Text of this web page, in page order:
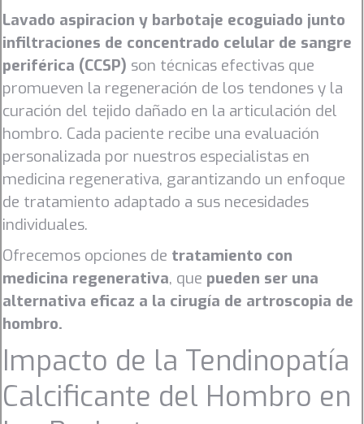
Lavado aspiracion y barbotaje ecoguiado junto
infiltraciones de concentrado celular de sangre
periférica (CCSP) son técnicas efectivas que
promueven la regeneración de los tendones y la
curación del tejido dañado en la articulación del
hombro. Cada paciente recibe una evaluación
personalizada por nuestros especialistas en
medicina regenerativa, garantizando un enfoque
de tratamiento adaptado a sus necesidades
individuales.
Ofrecemos opciones de tratamiento con
medicina regenerativa, que pueden ser una
alternativa eficaz a la cirugía de artroscopia de
hombro.
Impacto de la Tendinopatía
Calcificante del Hombro en